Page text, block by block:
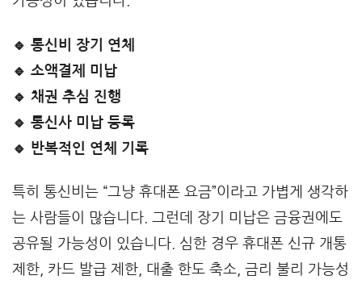
🔹 통신비 장기 연체
🔹 소액결제 미납
🔹 채권 추심 진행
🔹 통신사 미납 등록
🔹 반복적인 연체 기록
특히 통신비는 “그냥 휴대폰 요금”이라고 가볍게 생각하
는 사람들이 많습니다. 그런데 장기 미납은 금융권에도
공유될 가능성이 있습니다. 심한 경우 휴대폰 신규 개통
제한, 카드 발급 제한, 대출 한도 축소, 금리 불리 가능성